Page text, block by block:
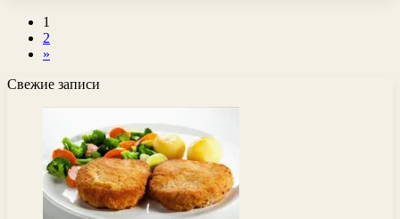
1
2
»
Свежие записи